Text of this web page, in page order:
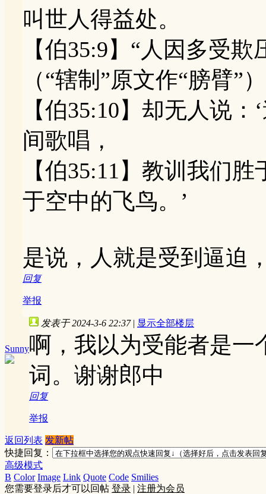
叫世人得益处。
【伯35:9】“人因多受
（“辖制”原文作“膀臂”
【伯35:10】却无人说
间歌唱，
【伯35:11】教训我们
于空中的飞鸟。’
是说，人就是受到逼迫
回复
举报
Sunny
发表于 2024-3-6 22:37 | 显示全部楼层
啊，我以为受能者是一
词。谢谢郎中
回复
举报
返回列表 发新帖
快捷回复：
高级模式
B Color Image Link Quote Code Smilies
您需要登录后才可以回帖 登录 | 注册为会员